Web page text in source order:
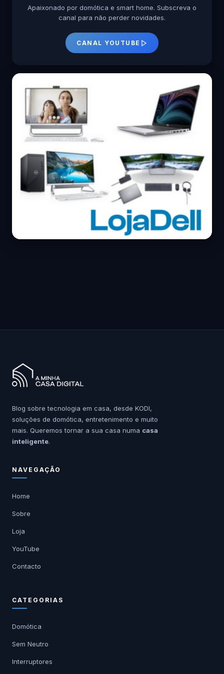
Apaixonado por domótica e smart home. Subscreva o
canal para não perder novidades.
CANAL YOUTUBE
Blog sobre tecnologia em casa, desde KODI,
soluções de domótica, entretenimento e muito
mais. Queremos tornar a sua casa numa casa
inteligente.
NAVEGAÇÃO
Home
Sobre
Loja
YouTube
Contacto
CATEGORIAS
Domótica
Sem Neutro
Interruptores